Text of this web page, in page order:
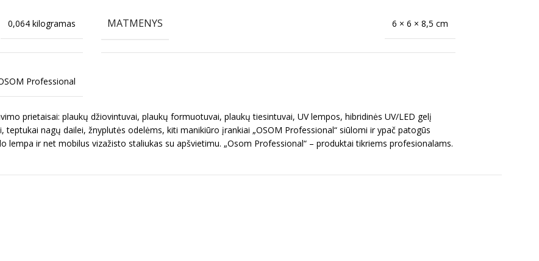
0,064 kilogramas MATMENYS 6 × 6 × 8,5 cm
Professional
prietaisai: plaukų džiovintuvai, plaukų formuotuvai, plaukų tiesintuvai, UV lempos, hibridinės UV/LED gelį
nagų dailei, žnyplutės odelėms, kiti manikiūro įrankiai „OSOM Professional“ siūlomi ir ypač patogūs
ir net mobilus vizažisto staliukas su apšvietimu. „Osom Professional“ – produktai tikriems profesionalams.